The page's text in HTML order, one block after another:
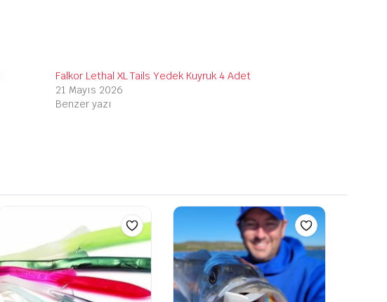
Falkor Lethal XL Tails Yedek Kuyruk 4 Adet
21 Mayıs 2026
Benzer yazı